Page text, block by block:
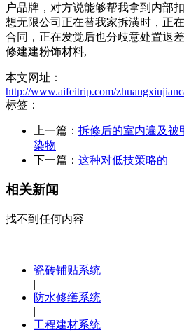
户品牌，对方说能够帮我拿到内部
想无限公司正在替我家拆潢时，正
合同，正在发觉后也分歧意处置退
修建建粉饰材料,
本文网址：
http://www.aifeitrip.com/
标签：
上一篇： 拆修后的室内遍及被
染物
下一篇： 这种对低技策略的
相关新闻
找不到任何内容
瓷砖铺贴系统
|
防水修缮系统
|
工程建材系统